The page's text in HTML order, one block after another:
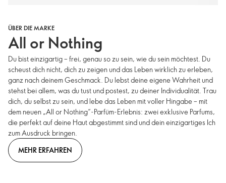
ÜBER DIE MARKE
All or Nothing
Du bist einzigartig – frei, genau so zu sein, wie du sein möchtest. Du
scheust dich nicht, dich zu zeigen und das Leben wirklich zu erleben,
ganz nach deinem Geschmack. Du lebst deine eigene Wahrheit und
stehst bei allem, was du tust und postest, zu deiner Individualität. Trau
dich, du selbst zu sein, und lebe das Leben mit voller Hingabe – mit
dem neuen „All or Nothing“-Parfüm-Erlebnis: zwei exklusive Parfums,
die perfekt auf deine Haut abgestimmt sind und dein einzigartiges Ich
zum Ausdruck bringen.
MEHR ERFAHREN